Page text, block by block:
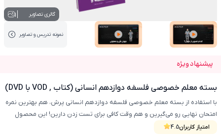
پیشنهاد ویژه
گالری تصاویر 1
نمونه تدریس‌ و تصاویر
بسته معلم خصوصی فلسفه دوازدهم انسانی (کتاب , VOD با DVD)
امتیاز کاربران4.5
با استفاده از بسته معلم خصوصی فلسفه دوازدهم انسانی پرش، هم بهترین نمره
امتحان نهایی رو می‌گیرین و هم وقت کافی برای تست زدن دارین! این محصول
شامل کتاب آموزشی ، DVD و دسترسی vod می‌باشد.